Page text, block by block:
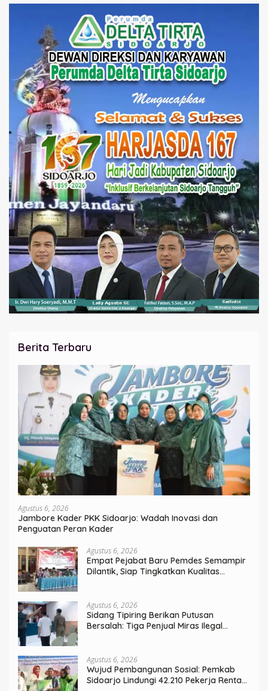
Berita Terbaru
Agustus 6, 2026
Jambore Kader PKK Sidoarjo: Wadah Inovasi dan
Penguatan Peran Kader
Agustus 6, 2026
Empat Pejabat Baru Pemdes Semampir
Dilantik, Siap Tingkatkan Kualitas
Agustus 6, 2026
Sidang Tipiring Berikan Putusan
Bersalah: Tiga Penjual Miras Ilegal
Agustus 6, 2026
Wujud Pembangunan Sosial: Pemkab
Sidoarjo Lindungi 42.210 Pekerja Rentan